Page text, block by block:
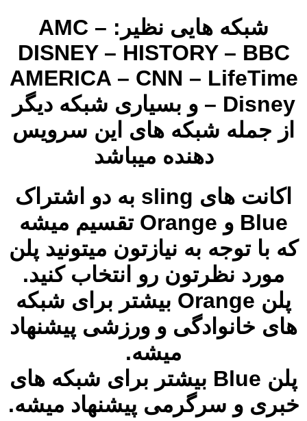
شبکه هایی نظیر: AMC –
DISNEY – HISTORY – BBC
AMERICA – CNN – LifeTime
– Disney و بسیاری شبکه دیگر
از جمله شبکه های این سرویس
دهنده میباشد
اکانت های sling به دو اشتراک
Blue و Orange تقسیم میشه
که با توجه به نیازتون میتونید پلن
مورد نظرتون رو انتخاب کنید.
پلن Orange بیشتر برای شبکه
های خانوادگی و ورزشی پیشنهاد
میشه.
پلن Blue بیشتر برای شبکه های
خبری و سرگرمی پیشنهاد میشه.